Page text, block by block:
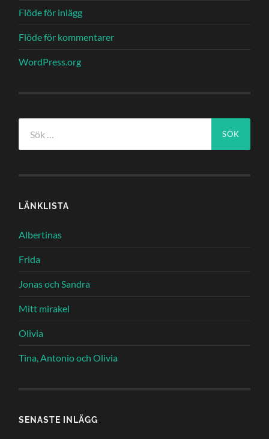
Flöde för inlägg
Flöde för kommentarer
WordPress.org
efter:
LÄNKLISTA
Albertinas
Frida
Jonas och Sandra
Mitt mirakel
Olivia
Tina, Antonio och Olivia
SENASTE INLÄGG